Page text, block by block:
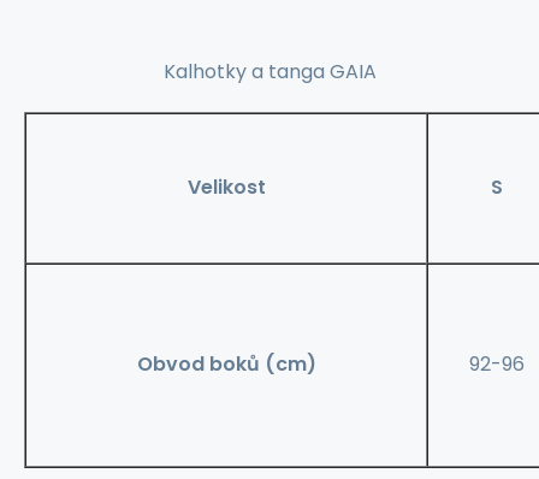
Kalhotky a tanga GAIA
Velikost S
Obvod boků (cm) 92-96